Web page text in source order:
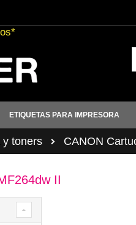
ETIQUETAS PARA IMPRESORA
y toners CANON
II